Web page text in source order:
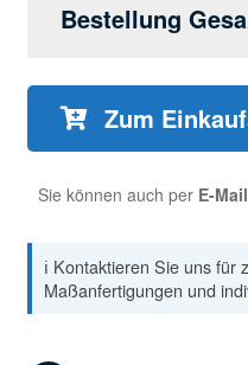
Bestellung
Zum
Sie können auch per E-
ℹ️ Kontaktieren Sie uns für
Maßanfertigungen und